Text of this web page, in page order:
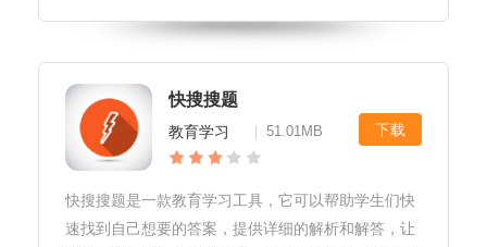
助医生解决临床问题，提高工作效率。医学搜题软件
亮点1.题目覆盖面广：该软件收
快搜搜题
教育学习 51.01MB 下载
快搜搜题是一款教育学习工具，它可以帮助学生们快
速找到自己想要的答案，提供详细的解析和解答，让